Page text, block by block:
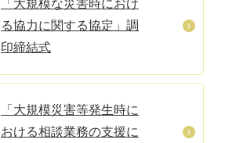
「大規模な災害時におけ
る協力に関する協定」調
印締結式
「大規模災害等発生時に
おける相談業務の支援に